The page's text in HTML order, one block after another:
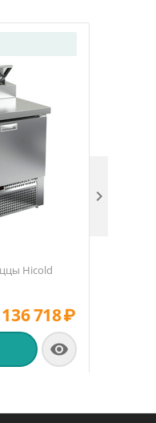
Hicold
136 718₽

